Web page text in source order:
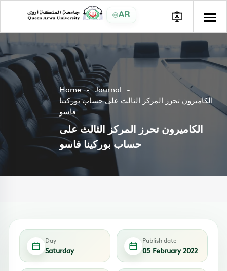
AR
Home
Journal
الكاميرون تحرز المركز الثالث على حساب بوركينا
فاسو
الكاميرون تحرز المركز الثالث على
حساب بوركينا فاسو
Day
Saturday
Publish date
05 February 2022